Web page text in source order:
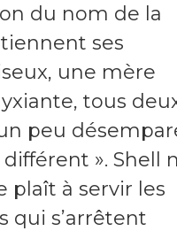
du nom de la
ses
une mère
tous
peu
». Shell
plaît à servir les
qui s’arrêtent